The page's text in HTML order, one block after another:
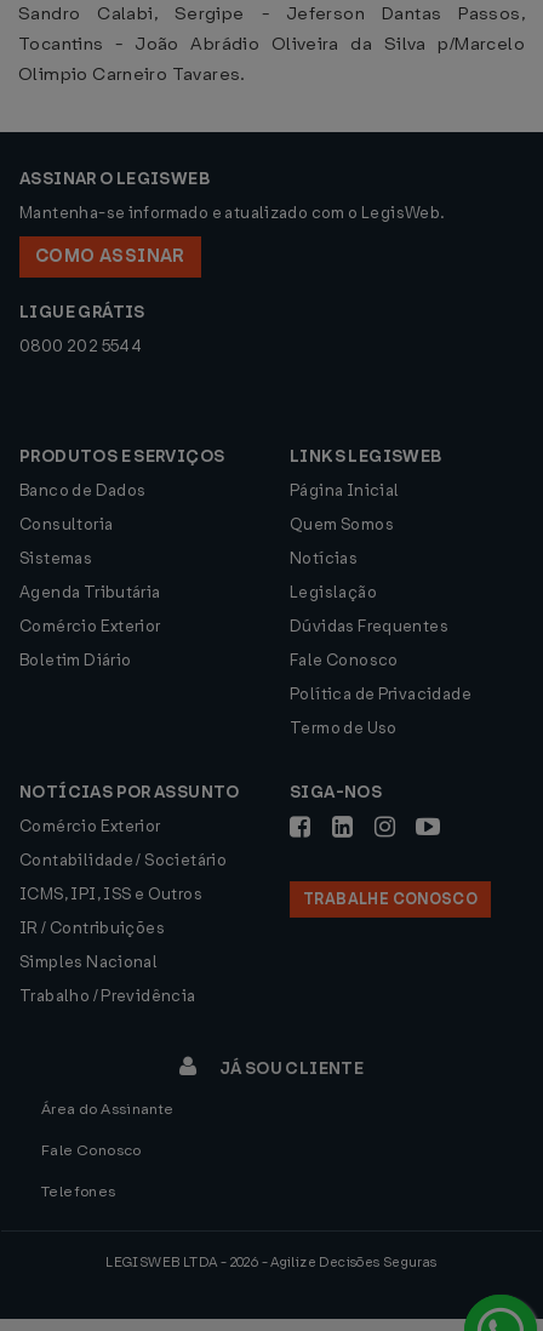
Sandro Calabi, Sergipe - Jeferson Dantas Passos,
Tocantins - João Abrádio Oliveira da Silva p/Marcelo
Olimpio Carneiro Tavares.
ASSINAR O LEGISWEB
Mantenha-se informado e atualizado com o LegisWeb.
COMO ASSINAR
LIGUE GRÁTIS
0800 202 5544
PRODUTOS E SERVIÇOS
Banco de Dados
Consultoria
Sistemas
Agenda Tributária
Comércio Exterior
Boletim Diário
LINKS LEGISWEB
Página Inicial
Quem Somos
Notícias
Legislação
Dúvidas Frequentes
Fale Conosco
Política de Privacidade
Termo de Uso
NOTÍCIAS POR ASSUNTO
Comércio Exterior
Contabilidade / Societário
ICMS, IPI, ISS e Outros
IR / Contribuições
Simples Nacional
Trabalho / Previdência
SIGA-NOS
TRABALHE CONOSCO
JÁ SOU CLIENTE
Área do Assinante
Fale Conosco
Telefones
LEGISWEB LTDA - 2026 - Agilize Decisões Seguras